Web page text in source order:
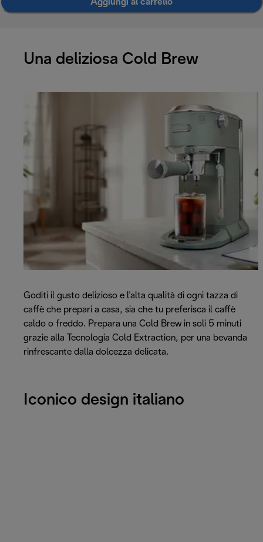
Aggiungi al carrello
Una deliziosa Cold Brew
Goditi il gusto delizioso e l'alta qualità di ogni tazza di
caffè che prepari a casa, sia che tu preferisca il caffè
caldo o freddo. Prepara una Cold Brew in soli 5 minuti
grazie alla Tecnologia Cold Extraction, per una bevanda
rinfrescante dalla dolcezza delicata.
Iconico design italiano